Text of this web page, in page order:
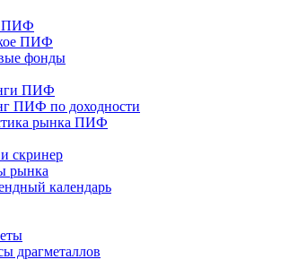
ПИФ
ПИФ
фонды
ПИФ
ПИФ по доходности
рынка ПИФ
скринер
рынка
календарь
драгметаллов